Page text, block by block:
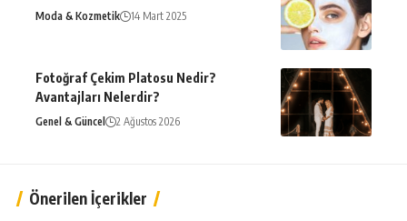
Moda & Kozmetik 14 Mart 2025
Fotoğraf Çekim Platosu Nedir?
Avantajları Nelerdir?
Genel & Güncel 2 Ağustos 2026
Önerilen İçerikler